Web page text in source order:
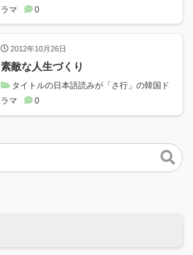
ラマ
0
2012年10月26日
素敵な人生づくり
タイトルの日本語読みが「さ行」の韓国ド
ラマ
0